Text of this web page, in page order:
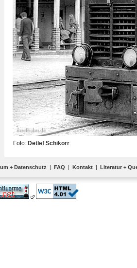
Foto: Detlef Schikorr
+ Datenschutz | FAQ | Kontakt | Literatur +